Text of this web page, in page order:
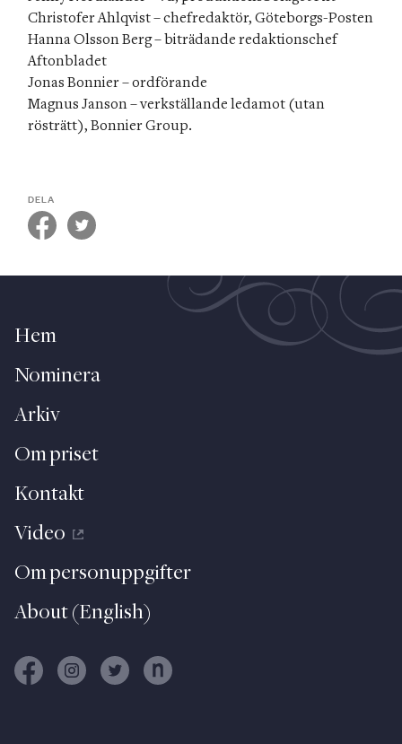
Christofer Ahlqvist – chefredaktör, Göteborgs-Posten
Hanna Olsson Berg – biträdande redaktionschef
Aftonbladet
Jonas Bonnier – ordförande
Magnus Janson – verkställande ledamot (utan
rösträtt), Bonnier Group.
DELA
Hem
Nominera
Arkiv
Om priset
Kontakt
Video
Om personuppgifter
About (English)